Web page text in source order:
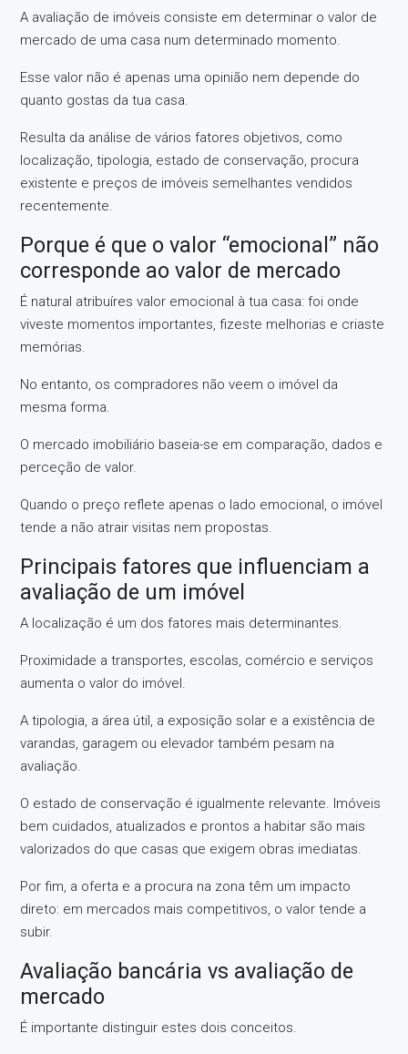
A avaliação de imóveis consiste em determinar o valor de
mercado de uma casa num determinado momento.
Esse valor não é apenas uma opinião nem depende do
quanto gostas da tua casa.
Resulta da análise de vários fatores objetivos, como
localização, tipologia, estado de conservação, procura
existente e preços de imóveis semelhantes vendidos
recentemente.
Porque é que o valor “emocional” não
corresponde ao valor de mercado
É natural atribuíres valor emocional à tua casa: foi onde
viveste momentos importantes, fizeste melhorias e criaste
memórias.
No entanto, os compradores não veem o imóvel da
mesma forma.
O mercado imobiliário baseia-se em comparação, dados e
perceção de valor.
Quando o preço reflete apenas o lado emocional, o imóvel
tende a não atrair visitas nem propostas.
Principais fatores que influenciam a
avaliação de um imóvel
A localização é um dos fatores mais determinantes.
Proximidade a transportes, escolas, comércio e serviços
aumenta o valor do imóvel.
A tipologia, a área útil, a exposição solar e a existência de
varandas, garagem ou elevador também pesam na
avaliação.
O estado de conservação é igualmente relevante. Imóveis
bem cuidados, atualizados e prontos a habitar são mais
valorizados do que casas que exigem obras imediatas.
Por fim, a oferta e a procura na zona têm um impacto
direto: em mercados mais competitivos, o valor tende a
subir.
Avaliação bancária vs avaliação de
mercado
É importante distinguir estes dois conceitos.